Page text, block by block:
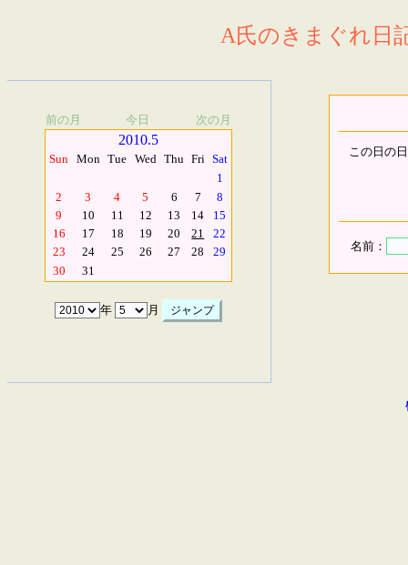
A氏のきまぐれ日
前の月 今日 次の月
2010.5
Sun Mon Tue Wed Thu Fri Sat
1
2
3 4 5 6 7
8
9
10 11 12 13 14
15
16
17 18 19 20 21
22
23
24 25 26 27 28
29
30
31
年 月
この日の
名前：